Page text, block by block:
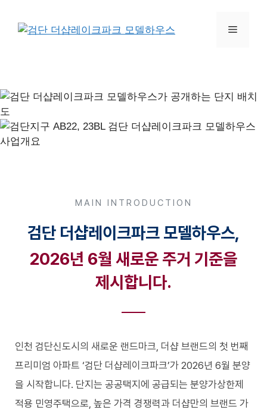
MAIN INTRODUCTION
검단 더샵레이크파크 모델하우스,
2026년 6월 새로운 주거 기준을
제시합니다.
인천 검단신도시의 새로운 랜드마크, 더샵 브랜드의 첫 번째
프리미엄 아파트 ‘검단 더샵레이크파크’가 2026년 6월 분양
을 시작합니다. 단지는 공공택지에 공급되는 분양가상한제
적용 민영주택으로, 높은 가격 경쟁력과 더샵만의 브랜드 가